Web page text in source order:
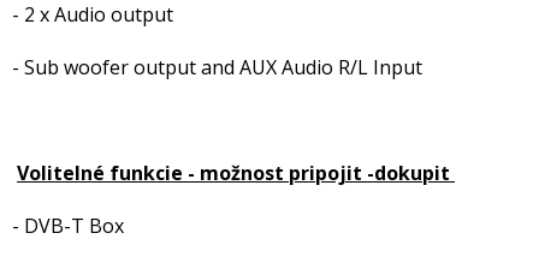
- 2 x Audio output
- Sub woofer output and AUX Audio R/L Input
Volitelné funkcie - možnost pripojit -dokupit
- DVB-T Box